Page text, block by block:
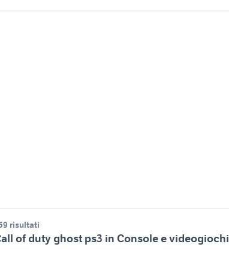
risultati
of duty ghost ps3 in Console e videogiochi